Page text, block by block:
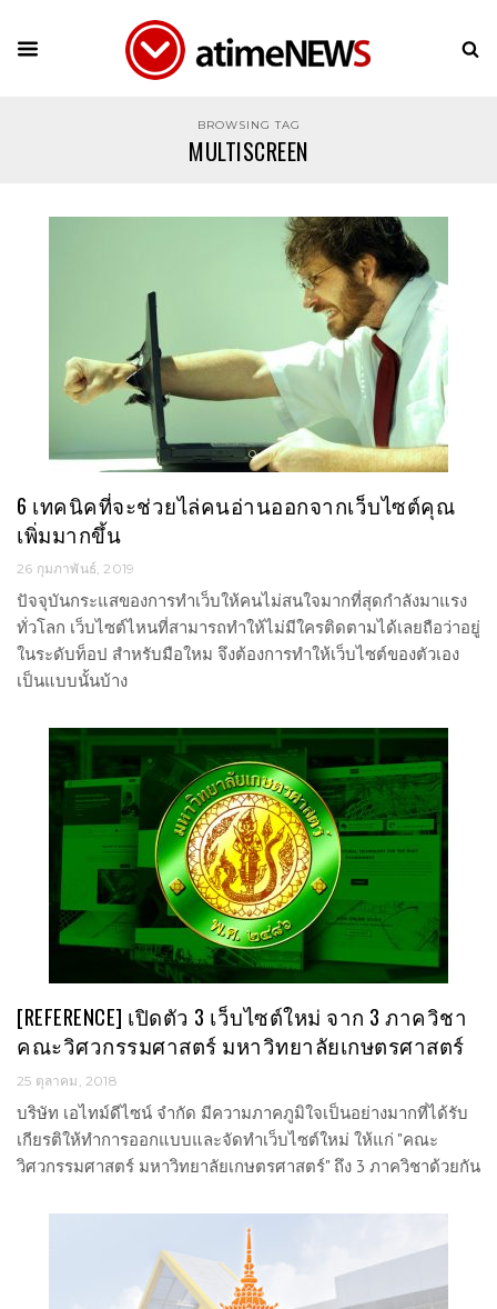
BROWSING TAG
MULTISCREEN
6 เทคนิคที่จะช่วยไล่คนอ่านออกจากเว็บไซต์คุณ
เพิ่มมากขึ้น
26 กุมภาพันธ์, 2019
ปัจจุบันกระแสของการทำเว็บให้คนไม่สนใจมากที่สุดกำลังมาแรง
ทั่วโลก เว็บไซต์ไหนที่สามารถทำให้ไม่มีใครติดตามได้เลยถือว่าอยู่
ในระดับท็อป สำหรับมือใหม จึงต้องการทำให้เว็บไซต์ของตัวเอง
เป็นแบบนั้นบ้าง
[REFERENCE] เปิดตัว 3 เว็บไซต์ใหม่ จาก 3 ภาควิชา
คณะวิศวกรรมศาสตร์ มหาวิทยาลัยเกษตรศาสตร์
25 ตุลาคม, 2018
บริษัท เอไทม์ดีไซน์ จำกัด มีความภาคภูมิใจเป็นอย่างมากที่ได้รับ
เกียรติให้ทำการออกแบบและจัดทำเว็บไซต์ใหม่ ให้แก่ "คณะ
วิศวกรรมศาสตร์ มหาวิทยาลัยเกษตรศาสตร์" ถึง 3 ภาควิชาด้วยกัน